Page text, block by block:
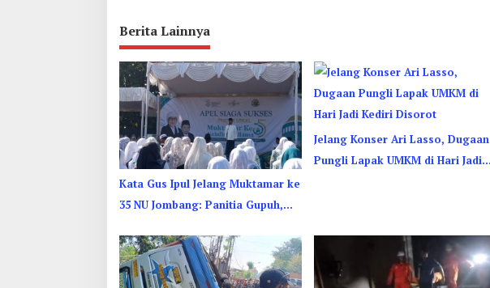
Berita Lainnya
Kata Gus Ipul Jelang Muktamar ke
35 NU Jombang: Panitia Gupuh,
Jelang Konser Ari Lasso, Dugaan
Pungli Lapak UMKM di Hari Jadi